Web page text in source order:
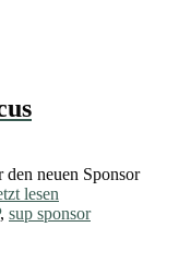
den neuen Sponsor
lesen
, sup sponsor